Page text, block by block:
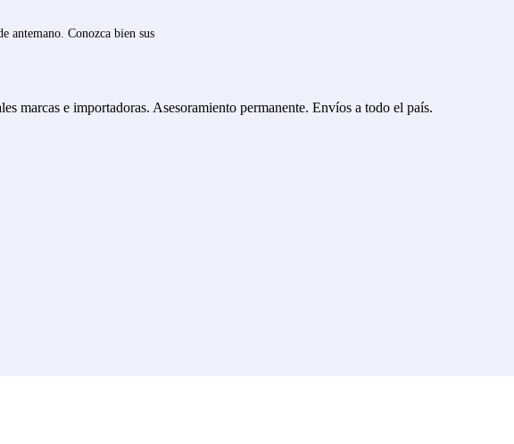
antemano. Conozca bien sus
marcas e importadoras. Asesoramiento permanente. Envíos a todo el país.